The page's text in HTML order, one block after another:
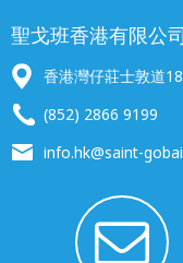
聖戈班香港有限公司
香港灣仔莊士敦道
(852) 2866 9199
info.hk@saint-